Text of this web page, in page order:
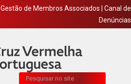
Gestão de Membros Associados
Canal de
Denúncias
Pesquisa...